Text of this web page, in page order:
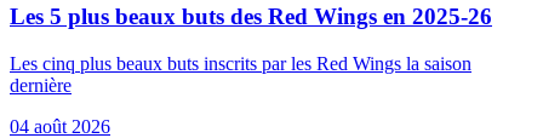
Les 5 plus beaux buts des Red Wings en 2025-26
Les cinq plus beaux buts inscrits par les Red Wings la saison
dernière
04 août 2026